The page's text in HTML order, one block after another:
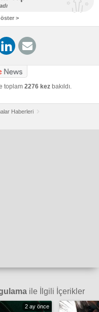
>
toplam 2276 kez bakıldı.
Haberleri
ile İlgili İçerikler
2 ay önce